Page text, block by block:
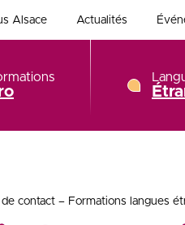
Alsace Actualités
contact – Formations langues